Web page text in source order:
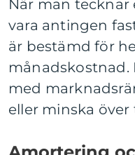
När man tecknar
vara antingen
är bestämd för
månadskostnad.
med
eller minska över